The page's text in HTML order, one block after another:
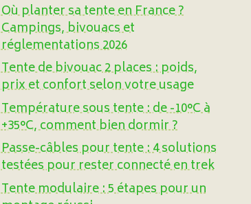
Où planter sa tente en France ?
Campings, bivouacs et
réglementations 2026
Tente de bivouac 2 places : poids,
prix et confort selon votre usage
Température sous tente : de -10°C à
+35°C, comment bien dormir ?
Passe-câbles pour tente : 4 solutions
testées pour rester connecté en trek
Tente modulaire : 5 étapes pour un